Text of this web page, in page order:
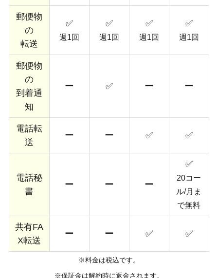
郵便物
の
転送
✅
週1回
✅
週1回
✅
週1回
✅
週1回
郵便物
の
到着通
知
ー ✅ ー ー
電話転
送
ー ー ✅ ✅
電話秘
書
ー ー ー
✅
20コー
ル/月ま
で無料
共有FA
X転送
ー ー ✅ ✅
※料金は税込です。
※保証金は解約時に返金されます。